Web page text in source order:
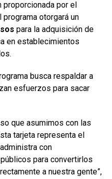
proporcionada por el
otorgará un
para la adquisición de
en establecimientos
busca respaldar a
esfuerzos para sacar
que asumimos con las
tarjeta representa el
con
para convertirlos
a nuestra gente”,